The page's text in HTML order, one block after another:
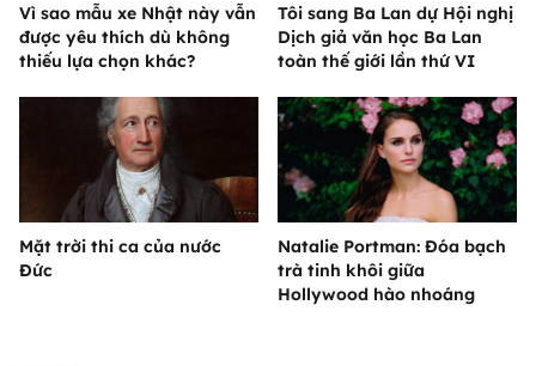
Vì sao mẫu xe Nhật này vẫn
được yêu thích dù không
thiếu lựa chọn khác?
Tôi sang Ba Lan dự Hội nghị
Dịch giả văn học Ba Lan
toàn thế giới lần thứ VI
Mặt trời thi ca của nước
Đức
Natalie Portman: Đóa bạch
trà tinh khôi giữa
Hollywood hào nhoáng